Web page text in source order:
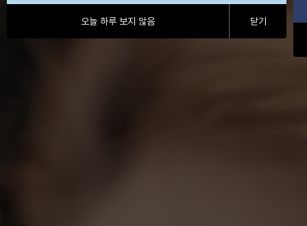
오늘 하루 보지 않음 닫기